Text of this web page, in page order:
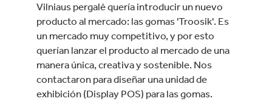
Vilniaus pergalė quería introducir un nuevo
producto al mercado: las gomas 'Troosik'. Es
un mercado muy competitivo, y por esto
querían lanzar el producto al mercado de una
manera única, creativa y sostenible. Nos
contactaron para diseñar una unidad de
exhibición (Display POS) para las gomas.